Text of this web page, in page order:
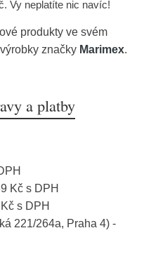
Vy neplatíte nic navíc!
produkty ve svém
značky Marimex.
a platby
Kč s DPH
s DPH
221/264a, Praha 4) -